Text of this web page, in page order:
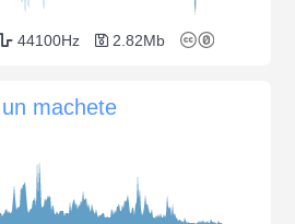
44100Hz 2.82Mb
machete